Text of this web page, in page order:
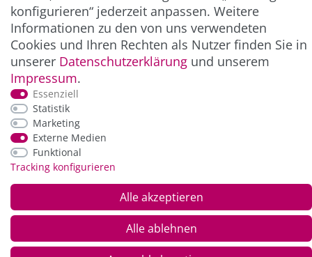
*Alle Preise inkl. der gesetzl. MwSt. zzgl.
und Versandkosten
konfigurieren“ jederzeit anpassen. Weitere
Informationen zu den von uns verwendeten
Cookies und Ihren Rechten als Nutzer finden Sie in
unserer Daten­schutz­erklärung und unserem
Impressum.
Essenziell
Statistik
Marketing
Externe Medien
Funktional
Tracking konfigurieren
Alle akzeptieren
Alle ablehnen
© Copyright 2026 Alle Rechte vorbehalten. |